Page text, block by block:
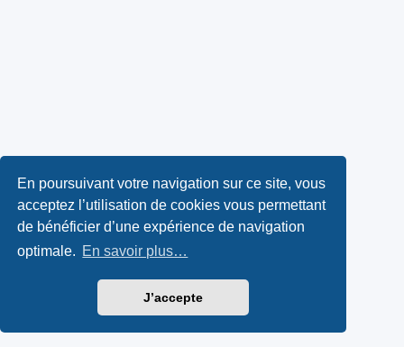
En poursuivant votre navigation sur ce site, vous
acceptez l’utilisation de cookies vous permettant
de bénéficier d’une expérience de navigation
optimale. En savoir plus…
J’accepte